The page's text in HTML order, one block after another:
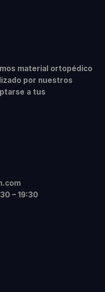
material ortopédico
por nuestros
a tus
– 19:30